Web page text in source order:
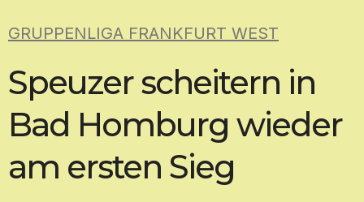
toGRUPPENLIGA FRANKFURT WEST
Speuzer scheitern in
Bad Homburg wieder
am ersten Sieg